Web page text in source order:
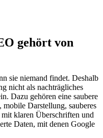
gehört von
sie niemand findet. Deshalb
nicht als nachträgliches
Dazu gehören eine saubere
mobile Darstellung, sauberes
klaren Überschriften und
Daten, mit denen Google